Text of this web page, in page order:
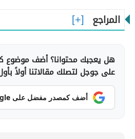
المراجع
هل يعجبك محتوانا؟ أضف
على جوجل لتصلك مقالاتنا أولاً
أضف كمصدر مفضل على Google